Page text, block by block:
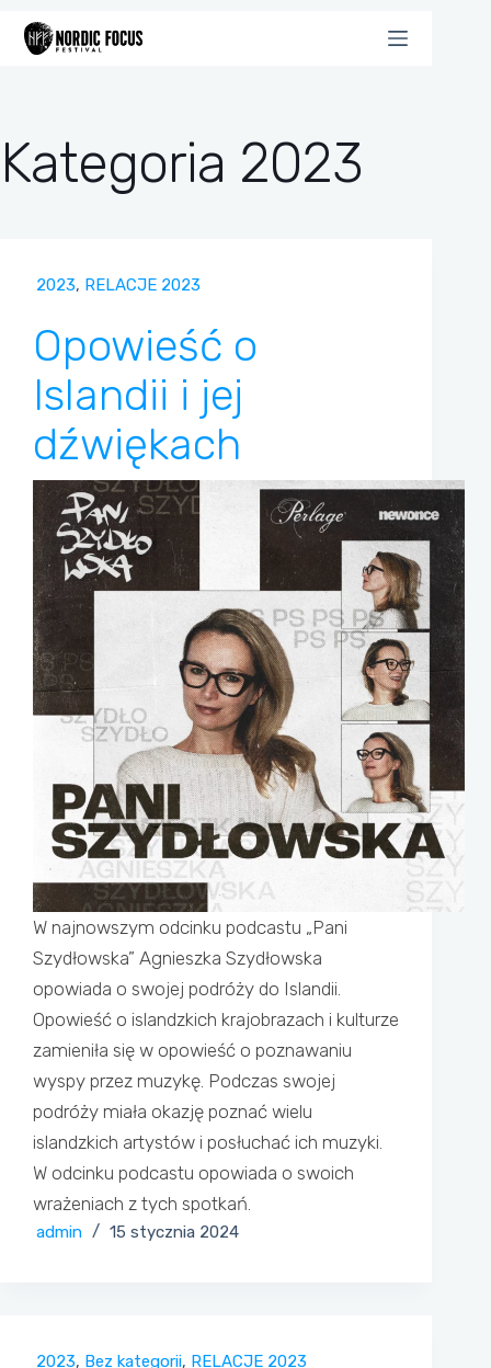
treści
Kategoria 2023
2023, RELACJE 2023
Opowieść o
Islandii i jej
dźwiękach
W najnowszym odcinku podcastu „Pani
Szydłowska” Agnieszka Szydłowska
opowiada o swojej podróży do Islandii.
Opowieść o islandzkich krajobrazach i kulturze
zamieniła się w opowieść o poznawaniu
wyspy przez muzykę. Podczas swojej
podróży miała okazję poznać wielu
islandzkich artystów i posłuchać ich muzyki.
W odcinku podcastu opowiada o swoich
wrażeniach z tych spotkań.
admin 15 stycznia 2024
2023, Bez kategorii, RELACJE 2023